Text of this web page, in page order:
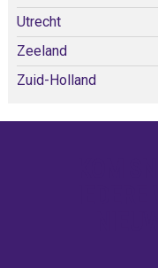
Utrecht
Zeeland
Zuid-Holland